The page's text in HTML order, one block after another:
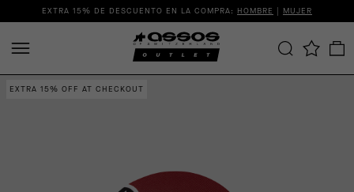
EXTRA 15% DE DESCUENTO EN LA COMPRA: HOMBRE | MUJER
EXTRA 15% OFF AT CHECKOUT